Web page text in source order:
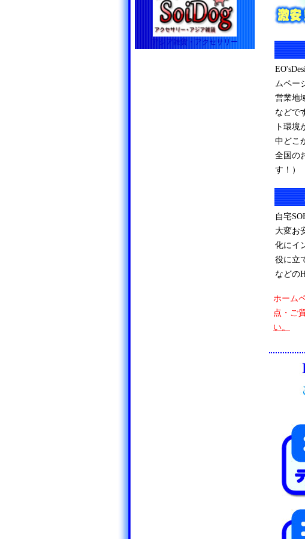
ムペー
営業地
などで
ト環境
中どこ
全国の
す！）
自宅
大変お
化にイ
役に立
などの
ホーム
点・ご
い。
アジア雑貨・アクセサリー